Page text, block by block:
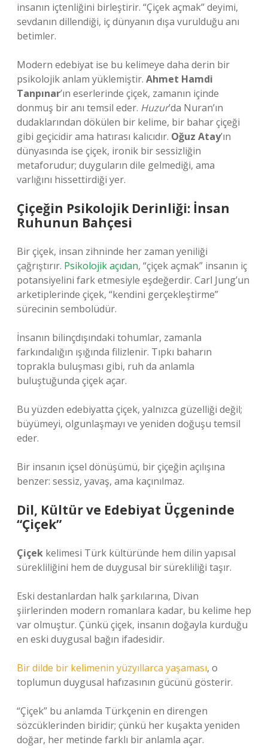
insanın içtenliğini birleştirir. “Çiçek açmak” deyimi,
sevdanın dillendiği, iç dünyanın dışa vurulduğu anı
betimler.
Modern edebiyat ise bu kelimeye daha derin bir
psikolojik anlam yüklemiştir. Ahmet Hamdi
Tanpınar’ın eserlerinde çiçek, zamanın içinde
donmuş bir anı temsil eder. Huzur’da Nuran’ın
dudaklarından dökülen bir kelime, bir bahar çiçeği
gibi geçicidir ama hatırası kalıcıdır. Oğuz Atay’ın
dünyasında ise çiçek, ironik bir sessizliğin
metaforudur; duyguların dile gelmediği, ama
varlığını hissettirdiği yer.
Çiçeğin Psikolojik Derinliği: İnsan
Ruhunun Bahçesi
Bir çiçek, insan zihninde her zaman yeniliği
çağrıştırır. Psikolojik açıdan, “çiçek açmak” insanın iç
potansiyelini fark etmesiyle eşdeğerdir. Carl Jung’un
arketiplerinde çiçek, “kendini gerçekleştirme”
sürecinin sembolüdür.
İnsanın bilinçdışındaki tohumlar, zamanla
farkındalığın ışığında filizlenir. Tıpkı baharın
toprakla buluşması gibi, ruh da anlamla
buluştuğunda çiçek açar.
Bu yüzden edebiyatta çiçek, yalnızca güzelliği değil;
büyümeyi, olgunlaşmayı ve yeniden doğuşu temsil
eder.
Bir insanın içsel dönüşümü, bir çiçeğin açılışına
benzer: sessiz, yavaş, ama kaçınılmaz.
Dil, Kültür ve Edebiyat Üçgeninde
“Çiçek”
Çiçek kelimesi Türk kültüründe hem dilin yapısal
sürekliliğini hem de duygusal bir sürekliliği taşır.
Eski destanlardan halk şarkılarına, Divan
şiirlerinden modern romanlara kadar, bu kelime hep
var olmuştur. Çünkü çiçek, insanın doğayla kurduğu
en eski duygusal bağın ifadesidir.
Bir dilde bir kelimenin yüzyıllarca yaşaması, o
toplumun duygusal hafızasının gücünü gösterir.
“Çiçek” bu anlamda Türkçenin en direngen
sözcüklerinden biridir; çünkü her kuşakta yeniden
doğar, her metinde farklı bir anlamla açar.